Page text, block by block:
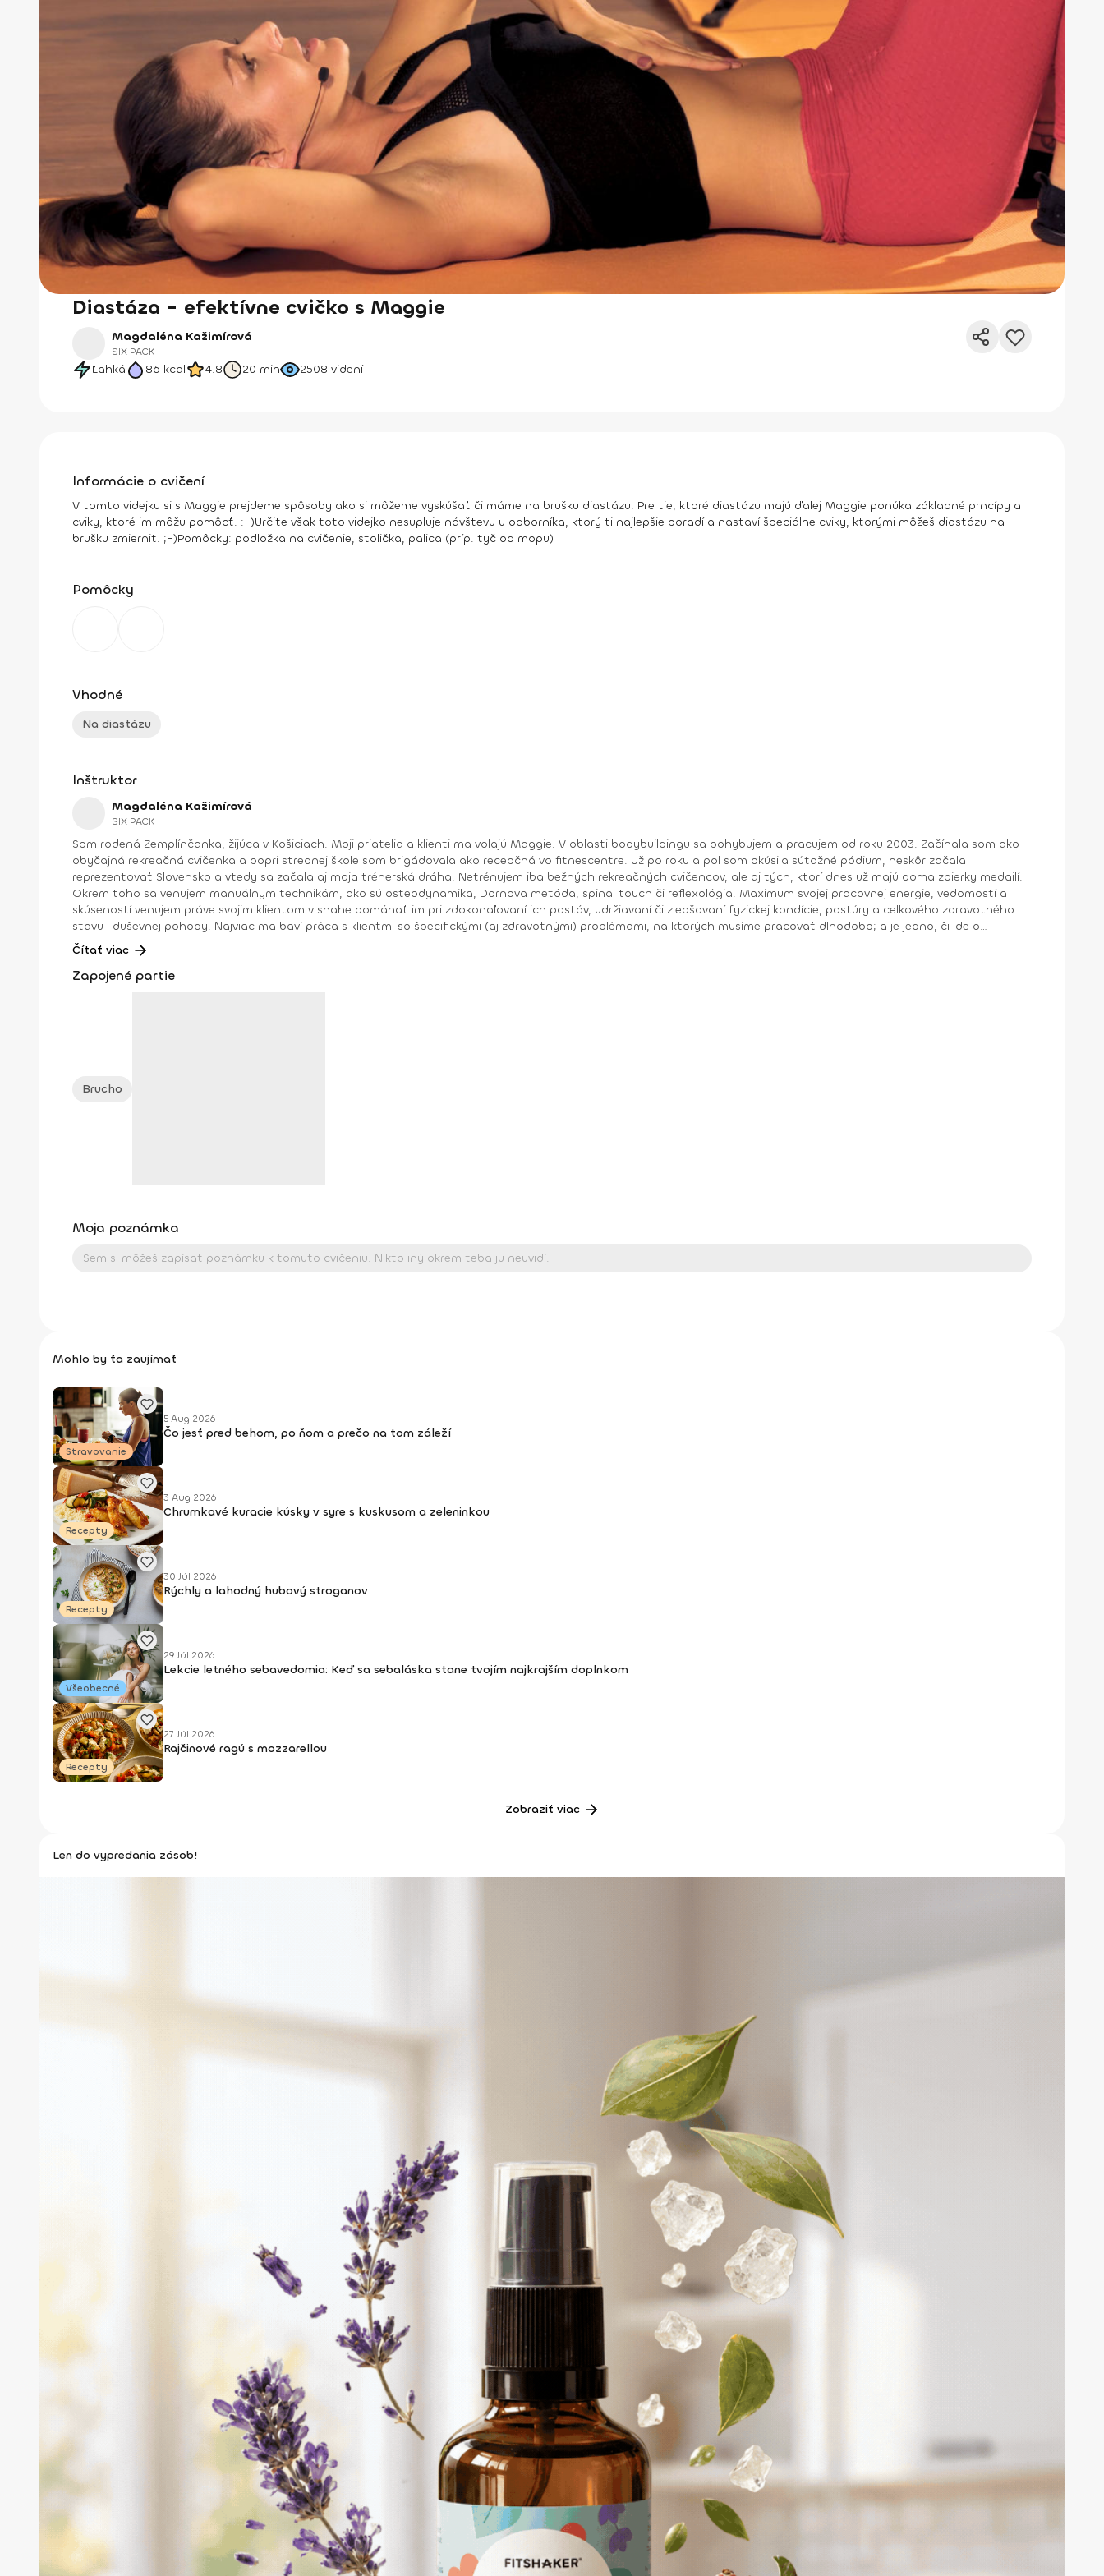
Diastáza - efektívne cvičko s Maggie
Magdaléna Kažimírová
SIX PACK
Ľahká 86 kcal 4.8 20 min 2508 videní
Informácie o cvičení
V tomto videjku si s Maggie prejdeme spôsoby ako si môžeme vyskúšať či máme na brušku diastázu. Pre tie, ktoré diastázu majú ďalej Maggie ponúka základné prncípy a
cviky, ktoré im môžu pomôcť. :-)Určite však toto videjko nesupluje návštevu u odborníka, ktorý ti najlepšie poradí a nastaví špeciálne cviky, ktorými môžeš diastázu na
brušku zmierniť. ;-)Pomôcky: podložka na cvičenie, stolička, palica (príp. tyč od mopu)
Pomôcky
Vhodné
Na diastázu
Inštruktor
Magdaléna Kažimírová
SIX PACK
Som rodená Zemplínčanka, žijúca v Košiciach. Moji priatelia a klienti ma volajú Maggie. V oblasti bodybuildingu sa pohybujem a pracujem od roku 2003. Začínala som ako
obyčajná rekreačná cvičenka a popri strednej škole som brigádovala ako recepčná vo fitnescentre. Už po roku a pol som okúsila súťažné pódium, neskôr začala
reprezentovať Slovensko a vtedy sa začala aj moja trénerská dráha. Netrénujem iba bežných rekreačných cvičencov, ale aj tých, ktorí dnes už majú doma zbierky medailí.
Okrem toho sa venujem manuálnym technikám, ako sú osteodynamika, Dornova metóda, spinal touch či reflexológia. Maximum svojej pracovnej energie, vedomostí a
skúseností venujem práve svojim klientom v snahe pomáhať im pri zdokonaľovaní ich postáv, udržiavaní či zlepšovaní fyzickej kondície, postúry a celkového zdravotného
stavu i duševnej pohody. Najviac ma baví práca s klientmi so špecifickými (aj zdravotnými) problémami, na ktorých musíme pracovať dlhodobo; a je jedno, či ide o
tínedžera, tehuľku, nesprávne držanie tela, ženu s nadváhou či, naopak, poruchou príjmu potravy alebo hormonálnej činnosti, pooperačnú rehabilitáciu, muža snažiaceho
sa získať svalovú hmotu alebo seniora... Každý človek je iný a každému musím prispôsobiť cvičenie a terapiu na mieru. Moja práca je mi zároveň koníčkom a úspechy mojich
zverencov ma nielen motivujú v napredovaní, ale aj napĺňajú radosťou a pocitom zadosťučinenia. Moje najvýraznejšie súťažné úspechy: 2005 • juniorská majsterka Európy v
Čítať viac
Zapojené partie
Brucho
Moja poznámka
Mohlo by ťa zaujímať
Stravovanie
5 Aug 2026
Čo jesť pred behom, po ňom a prečo na tom záleží
Recepty
3 Aug 2026
Chrumkavé kuracie kúsky v syre s kuskusom a zeleninkou
Recepty
30 Júl 2026
Rýchly a lahodný hubový stroganov
Všeobecné
29 Júl 2026
Lekcie letného sebavedomia: Keď sa sebaláska stane tvojím najkrajším doplnkom
Recepty
27 Júl 2026
Rajčinové ragú s mozzarellou
Zobraziť viac
Len do vypredania zásob!